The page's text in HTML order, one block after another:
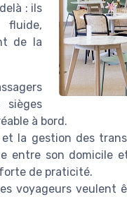
: ils
de la
à bord.
et la gestion des
son domicile et
de praticité.
voyageurs veulent